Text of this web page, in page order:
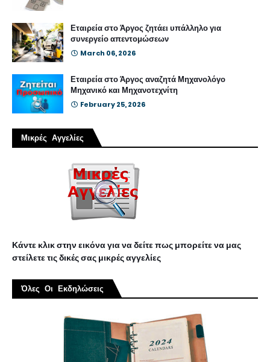
Εταιρεία στο Άργος ζητάει υπάλληλο για
συνεργείο απεντομώσεων
March 06, 2026
Εταιρεία στο Άργος αναζητά Μηχανολόγο
Μηχανικό και Μηχανοτεχνίτη
February 25, 2026
Μικρές Αγγελίες
Κάντε κλικ στην εικόνα για να δείτε πως μπορείτε να μας
στείλετε τις δικές σας μικρές αγγελίες
Όλες Οι Εκδηλώσεις